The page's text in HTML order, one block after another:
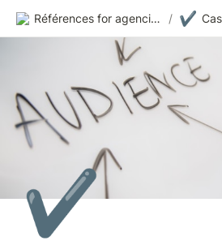
Références for agencies / ✔️
✔️